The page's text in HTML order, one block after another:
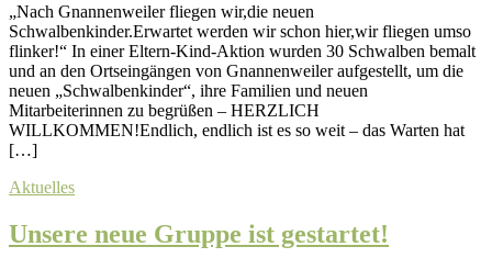
„Nach Gnannenweiler fliegen wir,die neuen
Schwalbenkinder.Erwartet werden wir schon hier,wir fliegen umso
flinker!“ In einer Eltern-Kind-Aktion wurden 30 Schwalben bemalt
und an den Ortseingängen von Gnannenweiler aufgestellt, um die
neuen „Schwalbenkinder“, ihre Familien und neuen
Mitarbeiterinnen zu begrüßen – HERZLICH
WILLKOMMEN!Endlich, endlich ist es so weit – das Warten hat
[…]
Aktuelles
Unsere neue Gruppe ist gestartet!